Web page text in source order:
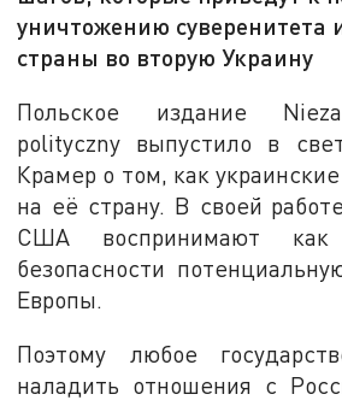
уничтожению
страны во вторую Украину
Польское издание
polityczny выпустило в
Крамер о том, как
на её страну. В своей
США воспринимают как
безопасности
Европы.
Поэтому любое
наладить отношения с